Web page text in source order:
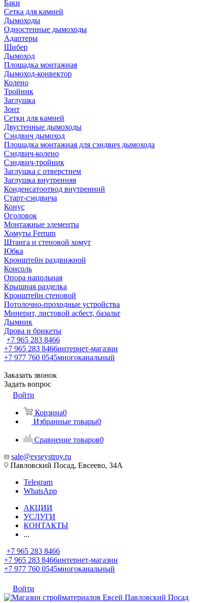
Баки
Сетка для камней
Дымоходы
Одностенные дымоходы
Адаптеры
Шибер
Дымоход
Площадка монтажная
Дымоход-конвектор
Колено
Тройник
Заглушка
Зонт
Сетки для камней
Двустенные дымоходы
Сэндвич дымоход
Площадка монтажная для сэндвич дымохода
Сэндвич-колено
Сэндвич-тройник
Заглушка с отверстием
Заглушка внутренняя
Конденсатоотвод внутренний
Старт-сэндвича
Конус
Оголовок
Монтажные элементы
Хомуты Ferrum
Штанга и стеновой хомут
Юбка
Кронштейн раздвижной
Консоль
Опора напольная
Крышная разделка
Кронштейн стеновой
Потолочно-проходные устройства
Минерит, листовой асбест, базальт
Дымник
Дрова и брикеты
+7 965 283 8466
+7 965 283 8466интернет-магазин
+7 977 760 0545многоканальный
Заказать звонок
Задать вопрос
Войти
Корзина0
Избранные товары0
Сравнение товаров0
sale@evseystroy.ru
Павловский Посад, Евсеево, 34А
Telegram
WhatsApp
АКЦИИ
УСЛУГИ
КОНТАКТЫ
...
+7 965 283 8466
+7 965 283 8466интернет-магазин
+7 977 760 0545многоканальный
Войти